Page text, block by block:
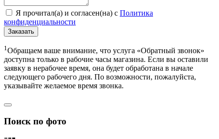
Я прочитал(а) и согласен(на) с Политика
конфиденциальности
Заказать
1 Обращаем ваше внимание, что услуга «Обратный звонок»
доступна только в рабочие часы магазина. Если вы оставили
заявку в нерабочее время, она будет обработана в начале
следующего рабочего дня. По возможности, пожалуйста,
указывайте желаемое время звонка.
Поиск по фото